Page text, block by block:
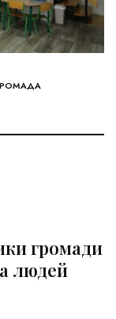
громади
людей